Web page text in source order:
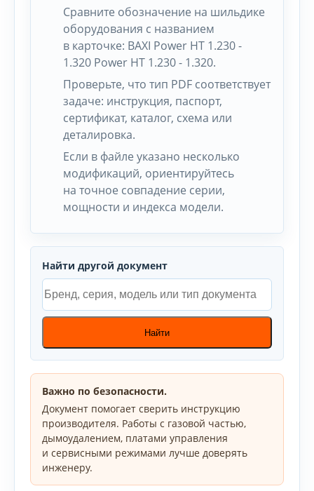
Сравните обозначение на шильдике
оборудования с названием
в карточке: BAXI Power HT 1.230 -
1.320 Power HT 1.230 - 1.320.
Проверьте, что тип PDF соответствует
задаче: инструкция, паспорт,
сертификат, каталог, схема или
деталировка.
Если в файле указано несколько
модификаций, ориентируйтесь
на точное совпадение серии,
мощности и индекса модели.
Найти другой документ
Найти
Важно по безопасности.
Документ помогает сверить инструкцию
производителя. Работы с газовой частью,
дымоудалением, платами управления
и сервисными режимами лучше доверять
инженеру.